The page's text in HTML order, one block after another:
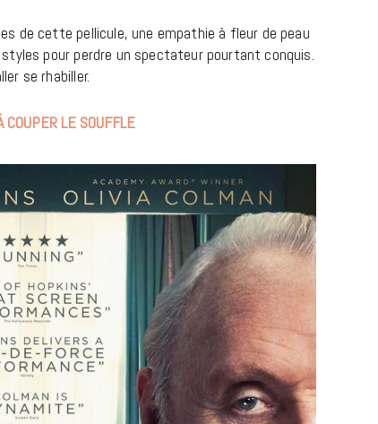
de cette pellicule, une empathie à fleur de peau
pour perdre un spectateur pourtant conquis.
se rhabiller.
COUPER LE SOUFFLE
LIFESTYLE
Gainsbourg, toute une vie :
documentaire plus Ginsburg que
Gainsbarre à ne pas manquer sur
France 3
18 FÉVRIER 2021